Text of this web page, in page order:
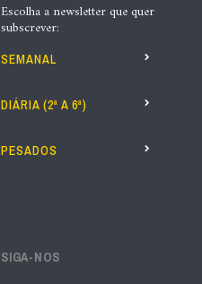
Escolha a newsletter que quer
subscrever:
SEMANAL
DIÁRIA (2ª A 6ª)
PESADOS
SIGA-NOS